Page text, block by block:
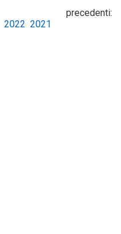
2022 2021